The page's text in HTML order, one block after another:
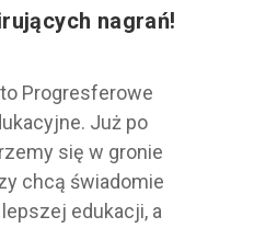
nagrań!
to Progresferowe
Już po
się w gronie
chcą świadomie
edukacji, a